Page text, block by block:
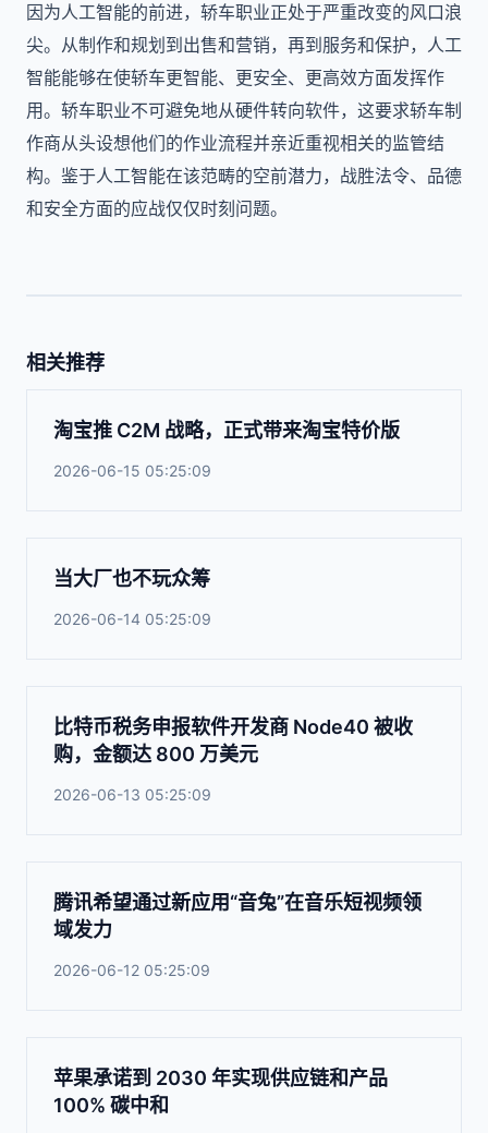
因为人工智能的前进，轿车职业正处于严重改变的风口浪
尖。从制作和规划到出售和营销，再到服务和保护，人工
智能能够在使轿车更智能、更安全、更高效方面发挥作
用。轿车职业不可避免地从硬件转向软件，这要求轿车制
作商从头设想他们的作业流程并亲近重视相关的监管结
构。鉴于人工智能在该范畴的空前潜力，战胜法令、品德
和安全方面的应战仅仅时刻问题。
相关推荐
淘宝推 C2M 战略，正式带来淘宝特价版
2026-06-15 05:25:09
当大厂也不玩众筹
2026-06-14 05:25:09
比特币税务申报软件开发商 Node40 被收
购，金额达 800 万美元
2026-06-13 05:25:09
腾讯希望通过新应用“音兔”在音乐短视频领
域发力
2026-06-12 05:25:09
苹果承诺到 2030 年实现供应链和产品
100% 碳中和